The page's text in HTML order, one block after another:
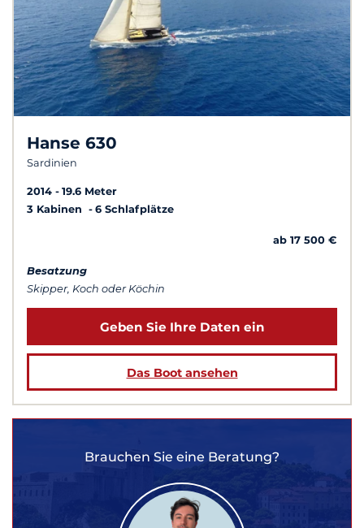
Hanse 630
Sardinien
2014
19.6 Meter
3 Kabinen
6 Schlafplätze
ab 17 500 €
Besatzung
Skipper, Koch oder Köchin
Geben Sie Ihre Daten ein
Das Boot ansehen
Brauchen Sie eine Beratung?